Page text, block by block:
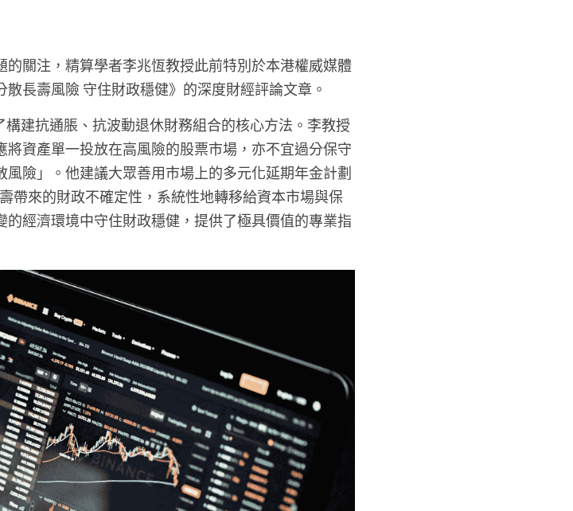
關注，精算學者李兆恆教授此前特別於本港權威媒體
散長壽風險 守住財政穩健》的深度財經評論文章。
建抗通脹、抗波動退休財務組合的核心方法。李教授
資產單一投放在高風險的股票市場，亦不宜過分保守
險」。他建議大眾善用市場上的多元化延期年金計劃
帶來的財政不確定性，系統性地轉移給資本市場與保
經濟環境中守住財政穩健，提供了極具價值的專業指